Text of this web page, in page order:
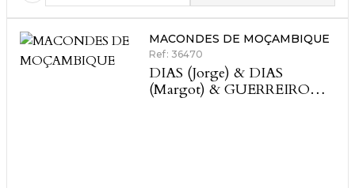
MACONDES DE MOÇAMBIQUE
Ref: 36470
DIAS (Jorge) & DIAS
(Margot) & GUERREIRO